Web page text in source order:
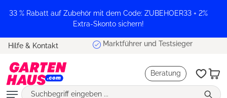
springen
33 % Rabatt auf Zubehör mit dem Code: ZUBEHOER33 + 2%
Extra-Skonto sichern!
Hilfe & Kontakt Marktführer und Testsieger
Beratung